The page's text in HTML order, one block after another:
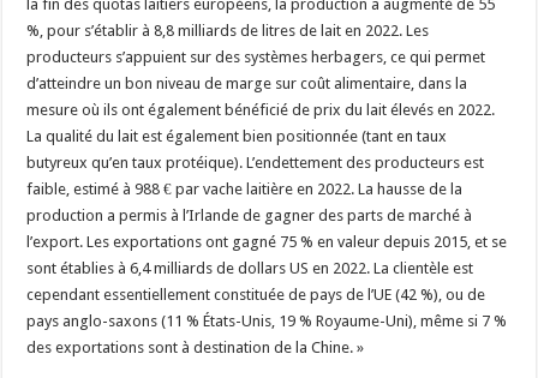
la fin des quotas laitiers européens, la production a augmenté de 55
%, pour s’établir à 8,8 milliards de litres de lait en 2022. Les
producteurs s’appuient sur des systèmes herbagers, ce qui permet
d’atteindre un bon niveau de marge sur coût alimentaire, dans la
mesure où ils ont également bénéficié de prix du lait élevés en 2022.
La qualité du lait est également bien positionnée (tant en taux
butyreux qu’en taux protéique). L’endettement des producteurs est
faible, estimé à 988 € par vache laitière en 2022. La hausse de la
production a permis à l’Irlande de gagner des parts de marché à
l’export. Les exportations ont gagné 75 % en valeur depuis 2015, et se
sont établies à 6,4 milliards de dollars US en 2022. La clientèle est
cependant essentiellement constituée de pays de l’UE (42 %), ou de
pays anglo-saxons (11 % États-Unis, 19 % Royaume-Uni), même si 7 %
des exportations sont à destination de la Chine. »